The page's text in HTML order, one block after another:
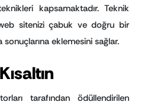
kapsamaktadır. Teknik
sitenizi çabuk ve doğru bir
sonuçlarına eklemesini sağlar.
tarafından ödüllendirilen